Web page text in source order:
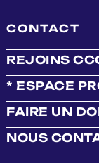
CONTACT
REJOINS
* ESPACE
FAIRE UN
NOUS